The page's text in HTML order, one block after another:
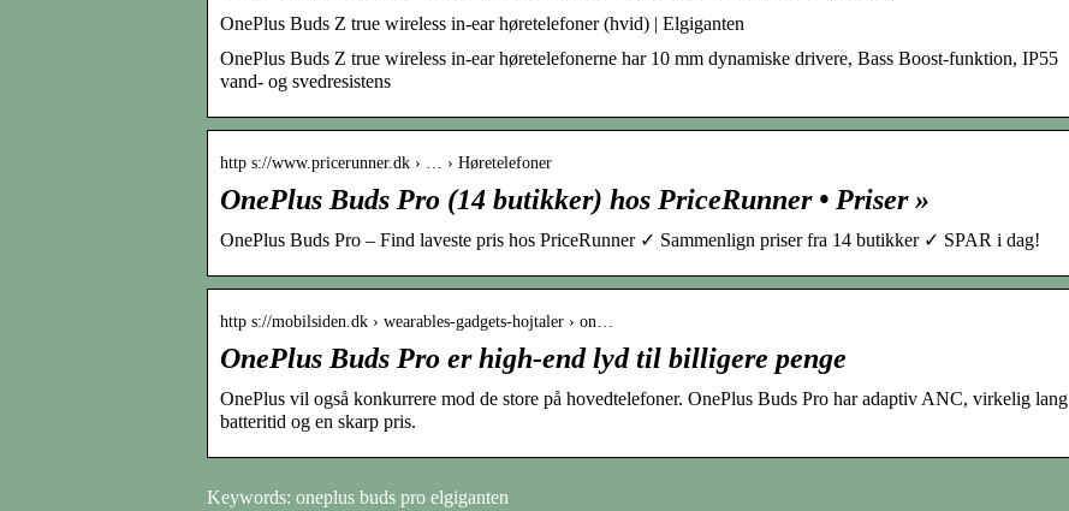
OnePlus Buds Z true wireless in-ear høretelefoner (hvid) | Elgiganten
OnePlus Buds Z true wireless in-ear høretelefonerne har 10 mm dynamiske drivere, Bass Boost-funktion, IP55
vand- og svedresistens
http s://www.pricerunner.dk › … › Høretelefoner
OnePlus Buds Pro (14 butikker) hos PriceRunner • Priser »
OnePlus Buds Pro – Find laveste pris hos PriceRunner ✓ Sammenlign priser fra 14 butikker ✓ SPAR i dag!
http s://mobilsiden.dk › wearables-gadgets-hojtaler › on…
OnePlus Buds Pro er high-end lyd til billigere penge
OnePlus vil også konkurrere mod de store på hovedtelefoner. OnePlus Buds Pro har adaptiv ANC, virkelig lang
batteritid og en skarp pris.
Keywords: oneplus buds pro elgiganten